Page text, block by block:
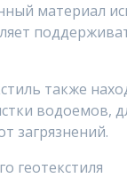
материал
также
загрязнений.
геотекстиля